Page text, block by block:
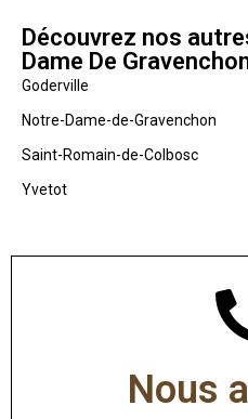
Découvrez nos
Dame De
Goderville
Notre-Dame-de-Gravenchon
Saint-Romain-de-Colbosc
Yvetot
Nous